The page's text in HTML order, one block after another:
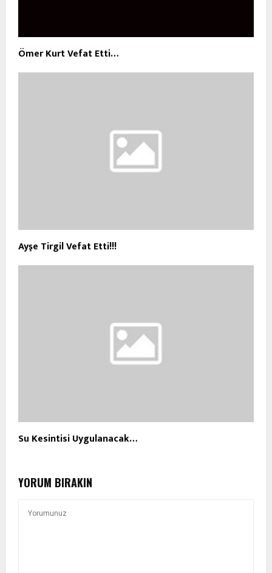
Ömer Kurt Vefat Etti…
Ayşe Tirgil Vefat Etti!!!
Su Kesintisi Uygulanacak…
YORUM BIRAKIN